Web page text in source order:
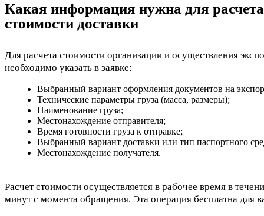
Какая информация нужна для расчета
стоимости доставки
Для расчета стоимости организации и осуществления
необходимо указать в заявке:
Выбранный вариант оформления документов на
Технические параметры груза (масса, размеры);
Наименование груза;
Местонахождение отправителя;
Время готовности груза к отправке;
Выбранный вариант доставки или тип паспортного
Местонахождение получателя.
Расчет стоимости осуществляется в рабочее время в
минут с момента обращения. Эта операция бесплатна для